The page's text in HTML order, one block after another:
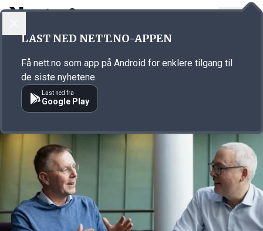
Annonsørinnhold
Annonsørinnhold
LAST NED NETT.NO-APPEN
Få nett.no som app på Android for enklere tilgang til
de siste nyhetene.
Last ned fra
Google Play